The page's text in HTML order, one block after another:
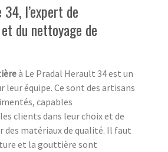
l’expert de
du nettoyage de
à Le Pradal Herault 34 est un
leur équipe. Ce sont des artisans
capables
clients dans leur choix et de
des matériaux de qualité. Il faut
et la gouttière sont